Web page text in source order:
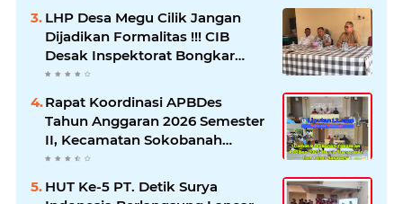
LHP Desa Megu Cilik Jangan
Dijadikan Formalitas !!! CIB
Desak Inspektorat Bongkar
Seluruh Fakta dan Hentikan
Dugaan Permainan Oknum
Rapat Koordinasi APBDes
Tahun Anggaran 2026 Semester
II, Kecamatan Sokobanah
Libatkan 12 Desa
HUT Ke-5 PT. Detik Surya